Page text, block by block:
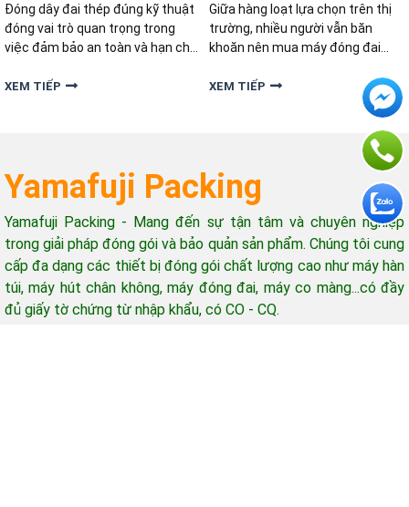
Đóng dây đai thép đúng kỹ thuật
đóng vai trò quan trọng trong
việc đảm bảo an toàn và hạn chế
trình đóng dây đai thép an toàn
XEM TIẾP
Giữa hàng loạt lựa chọn trên thị
trường, nhiều người vẫn băn
khoăn nên mua máy đóng đai
dòng máy sản xuất trong nước
để vừa đảm bảo hiệu quả vận
XEM TIẾP
Yamafuji Packing
Yamafuji Packing - Mang đến sự tận tâm và chuyên nghiệp
trong giải pháp đóng gói và bảo quản sản phẩm. Chúng tôi cung
cấp đa dạng các thiết bị đóng gói chất lượng cao như máy hàn
túi, máy hút chân không, máy đóng đai, máy co màng...có đầy
đủ giấy tờ chứng từ nhập khẩu, có CO - CQ.